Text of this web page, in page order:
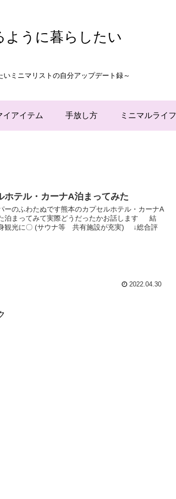
ように暮らしたい
いミニマリストの自分アップデート録～
イアイテム 手放し方 ミニマルライフ
ホテル・カーナA泊まってみた
ーのふわたぬです熊本のカプセルホテル・カーナA
泊まってみて実際どうだったかお話します 結
観光に〇 (サウナ等 共有施設が充実) ↓総合評
2022.04.30